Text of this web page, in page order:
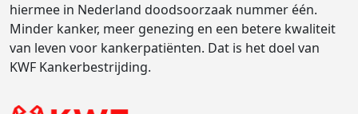
hiermee in Nederland doodsoorzaak nummer één.
Minder kanker, meer genezing en een betere kwaliteit
van leven voor kankerpatiënten. Dat is het doel van
KWF Kankerbestrijding.